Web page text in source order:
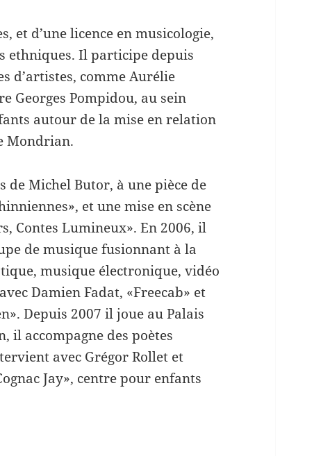
et d’une licence en musicologie,
ethniques. Il participe depuis
d’artistes, comme Aurélie
Georges Pompidou, au sein
autour de la mise en relation
Mondrian.
de Michel Butor, à une pièce de
et une mise en scène
Contes Lumineux». En 2006, il
de musique fusionnant à la
musique électronique, vidéo
Damien Fadat, «Freecab» et
Depuis 2007 il joue au Palais
il accompagne des poètes
avec Grégor Rollet et
Jay», centre pour enfants